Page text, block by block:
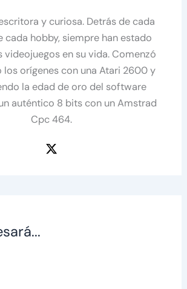
y curiosa. Detrás de cada
cada hobby, siempre han estado
videojuegos en su vida. Comenzó
los orígenes con una Atari 2600 y
la edad de oro del software
auténtico 8 bits con un Amstrad
Cpc 464.